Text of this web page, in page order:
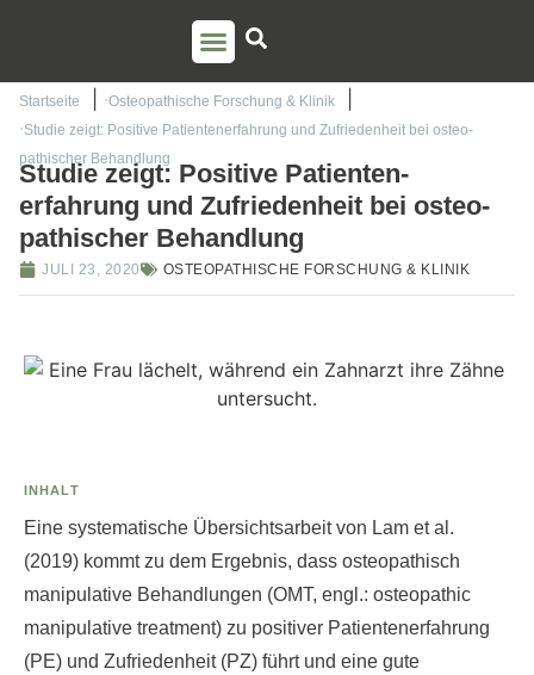
Startseite
Osteopathische Forschung & Klinik
Studie zeigt: Positive Patienten­erfahrung und Zufrieden­heit bei osteo­
pathischer Behandlung
Studie zeigt: Positive Patienten­
erfahrung und Zufrieden­heit bei osteo­
pathischer Behandlung
JULI 23, 2020 OSTEOPATHISCHE FORSCHUNG & KLINIK
INHALT
Eine systematische Übersichtsarbeit von Lam et al.
(2019) kommt zu dem Ergebnis, dass osteopathisch
manipulative Behandlungen (OMT, engl.: osteopathic
manipulative treatment) zu positiver Patientenerfahrung
(PE) und Zufriedenheit (PZ) führt und eine gute